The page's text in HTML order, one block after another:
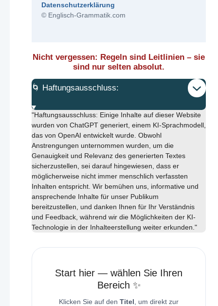
Datenschutzerklärung
© Englisch-Grammatik.com
Nicht vergessen: Regeln sind Leitlinien – sie
sind nur selten absolut.
🌀 Haftungsausschluss:
"Haftungsausschluss: Einige Inhalte auf dieser Website
wurden von ChatGPT generiert, einem KI-Sprachmodell,
das von OpenAI entwickelt wurde. Obwohl
Anstrengungen unternommen wurden, um die
Genauigkeit und Relevanz des generierten Textes
sicherzustellen, sei darauf hingewiesen, dass er
möglicherweise nicht immer menschlich verfassten
Inhalten entspricht. Wir bemühen uns, informative und
ansprechende Inhalte für unser Publikum
bereitzustellen, und danken Ihnen für Ihr Verständnis
und Feedback, während wir die Möglichkeiten der KI-
Technologie in der Inhalteerstellung weiter erkunden."
Start hier — wählen Sie Ihren
Bereich ✨
Klicken Sie auf den Titel , um direkt zur